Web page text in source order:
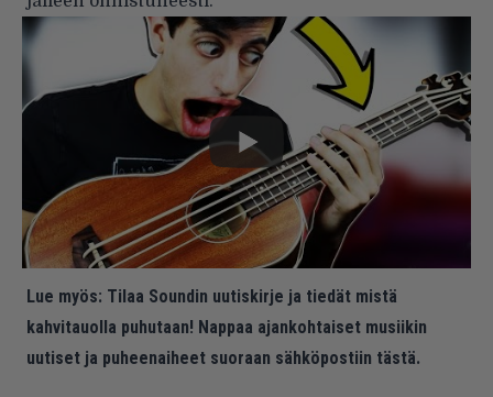
Lue myös: Tilaa Soundin uutiskirje ja tiedät mistä
kahvitauolla puhutaan! Nappaa ajankohtaiset musiikin
uutiset ja puheenaiheet suoraan sähköpostiin tästä.